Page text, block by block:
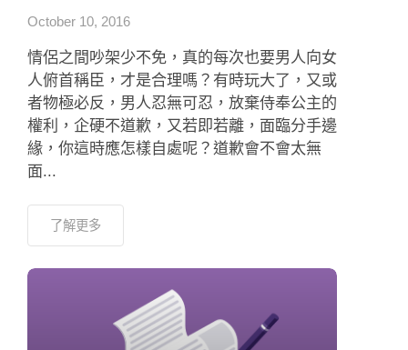
October 10, 2016
情侶之間吵架少不免，真的每次也要男人向女
人俯首稱臣，才是合理嗎？有時玩大了，又或
者物極必反，男人忍無可忍，放棄侍奉公主的
權利，企硬不道歉，又若即若離，面臨分手邊
緣，你這時應怎樣自處呢？道歉會不會太無
面...
了解更多